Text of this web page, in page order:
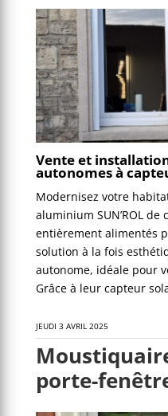
Vente et
autonomes à
Modernisez votre
aluminium SUN’ROL de
entièrement alimentés
solution à la fois
autonome, idéale pour
Grâce à leur capteur
JEUDI 3 AVRIL 2025
porte-